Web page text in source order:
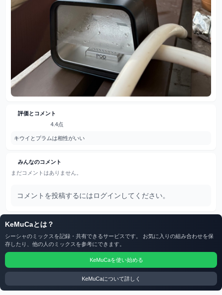
評価とコメント
4.4点
キウイとプラムは相性がいい
みんなのコメント
まだコメントはありません。
コメントを投稿するにはログインしてください。
KeMuCaとは？
シーシャのミックスを記録・共有できるサービスです。 お気に入りの組み合わせを保
存したり、他の人のミックスを参考にできます。
KeMuCaを使い始める
KeMuCaについて詳しく